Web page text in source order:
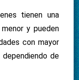
tienen una
y pueden
con mayor
dependiendo de